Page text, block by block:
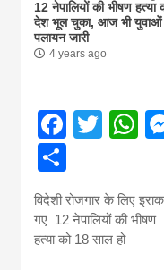
12 नेपालियों की भीषण हत्या
देश भूल चुका, आज भी युवाओं
पलायन जारी
4 years ago
विदेशी रोजगार के लिए इराक
गए 12 नेपालियों की भीषण
हत्या को 18 साल हो